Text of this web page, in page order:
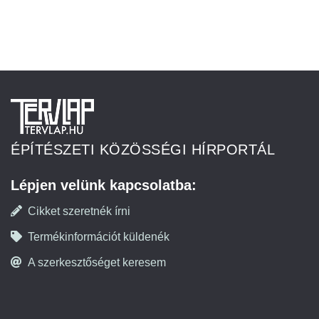
ÉPÍTÉSZETI KÖZÖSSÉGI HÍRPORTÁL
Lépjen velünk kapcsolatba:
Cikket szeretnék írni
Termékinformációt küldenék
A szerkesztőséget keresem